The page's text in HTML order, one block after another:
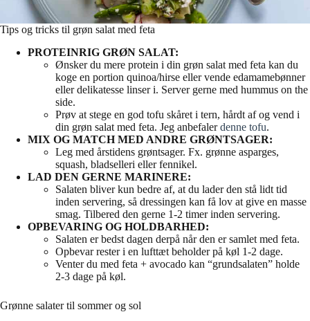
Tips og tricks til grøn salat med feta
PROTEINRIG GRØN SALAT:
Ønsker du mere protein i din grøn salat med feta kan du
koge en portion quinoa/hirse eller vende edamamebønner
eller delikatesse linser i. Server gerne med hummus on the
side.
Prøv at stege en god tofu skåret i tern, hårdt af og vend i
din grøn salat med feta. Jeg anbefalerdenne tofu.
MIX OG MATCH MED ANDRE GRØNTSAGER:
Leg med årstidens grøntsager. Fx. grønne asparges,
squash, bladselleri eller fennikel.
LAD DEN GERNE MARINERE:
Salaten bliver kun bedre af, at du lader den stå lidt tid
inden servering, så dressingen kan få lov at give en masse
smag. Tilbered den gerne 1-2 timer inden servering.
OPBEVARING OG HOLDBARHED:
Salaten er bedst dagen derpå når den er samlet med feta.
Opbevar rester i en lufttæt beholder på køl 1-2 dage.
Venter du med feta + avocado kan “grundsalaten” holde
2-3 dage på køl.
Grønne salater til sommer og sol